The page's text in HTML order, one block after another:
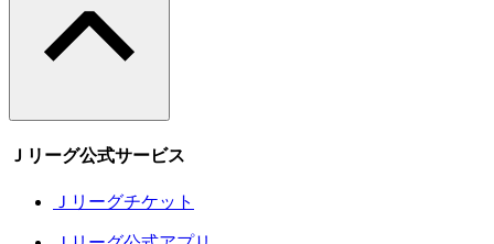
Ｊリーグ公式サービス
Ｊリーグチケット